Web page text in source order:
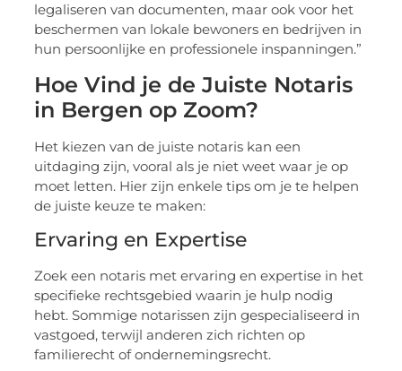
legaliseren van documenten, maar ook voor het
beschermen van lokale bewoners en bedrijven in
hun persoonlijke en professionele inspanningen.”
Hoe Vind je de Juiste Notaris
in Bergen op Zoom?
Het kiezen van de juiste notaris kan een
uitdaging zijn, vooral als je niet weet waar je op
moet letten. Hier zijn enkele tips om je te helpen
de juiste keuze te maken:
Ervaring en Expertise
Zoek een notaris met ervaring en expertise in het
specifieke rechtsgebied waarin je hulp nodig
hebt. Sommige notarissen zijn gespecialiseerd in
vastgoed, terwijl anderen zich richten op
familierecht of ondernemingsrecht.